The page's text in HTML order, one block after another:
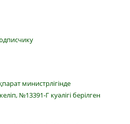
министрлігінде
№13391-Г куәлігі берілген